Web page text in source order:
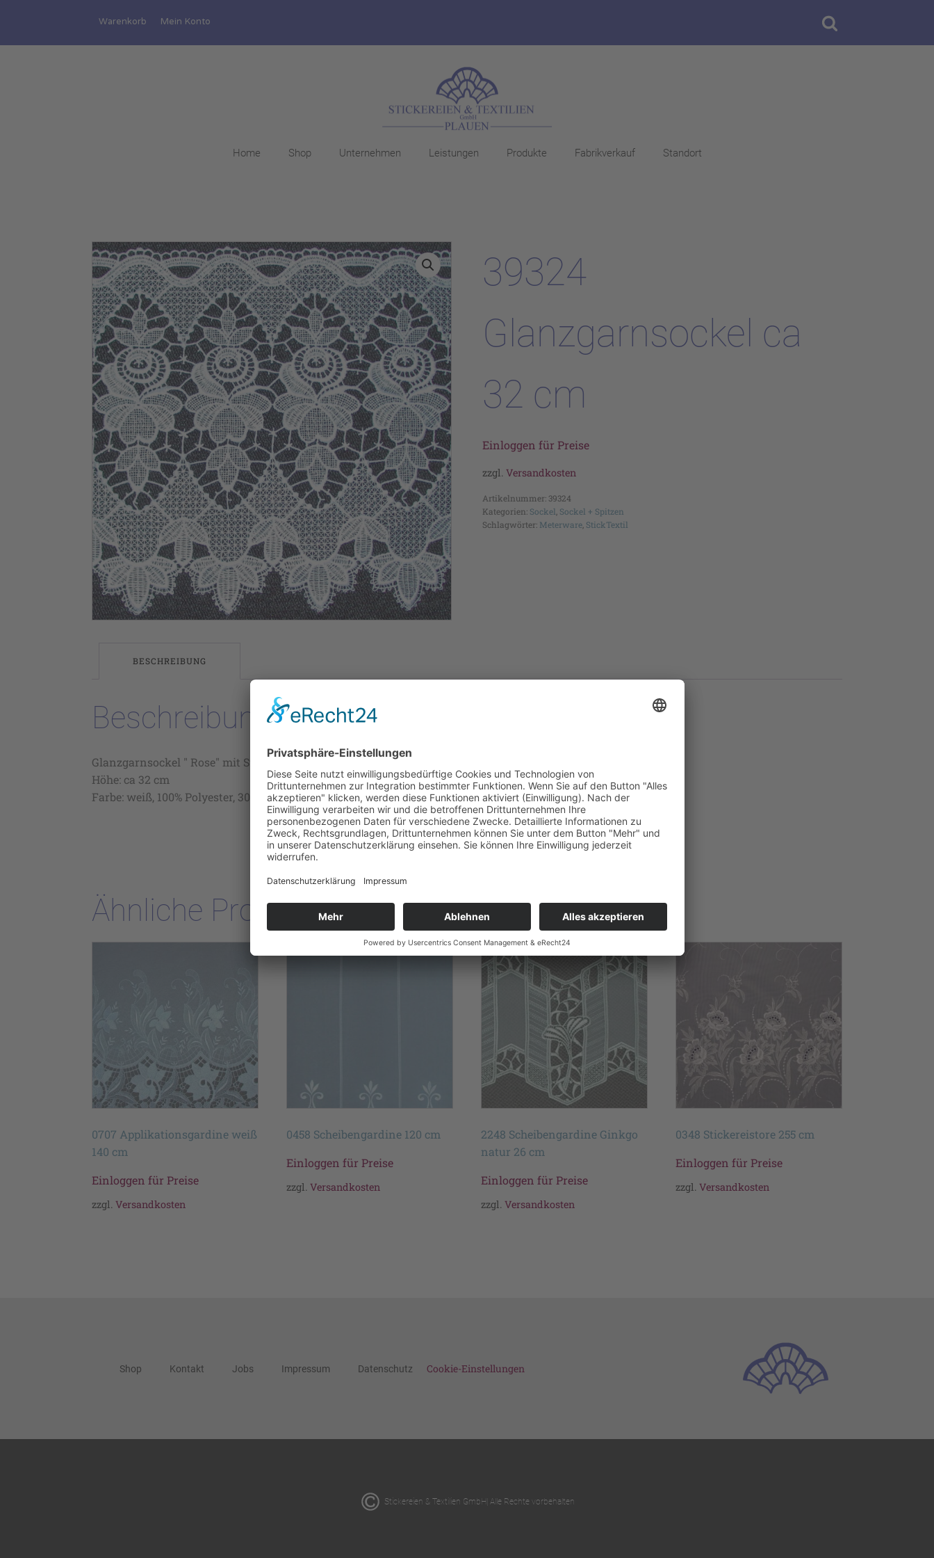
Warenkorb Mein Konto
Home Shop Unternehmen Leistungen Produkte Fabrikverkauf Standort
39324
Glanzgarnsockel ca
32 cm
Einloggen für Preise
zzgl. Versandkosten
Artikelnummer: 39324
Kategorien: Sockel, Sockel + Spitzen
Schlagwörter: Meterware, StickTextil
BESCHREIBUNG
Beschreibung
Glanzgarnsockel " Rose" mit Stangendurchzug,
Höhe: ca 32 cm
Farbe: weiß, 100% Polyester, 30° waschbar
Ähnliche Produkte
0707 Applikationsgardine weiß
140 cm
Einloggen für Preise
zzgl. Versandkosten
0458 Scheibengardine 120 cm
Einloggen für Preise
zzgl. Versandkosten
2248 Scheibengardine Ginkgo
natur 26 cm
Einloggen für Preise
zzgl. Versandkosten
0348 Stickereistore 255 cm
Einloggen für Preise
zzgl. Versandkosten
Shop Kontakt Jobs Impressum Datenschutz Cookie-Einstellungen
Stickereien & Textilien GmbH| Alle Rechte vorbehalten